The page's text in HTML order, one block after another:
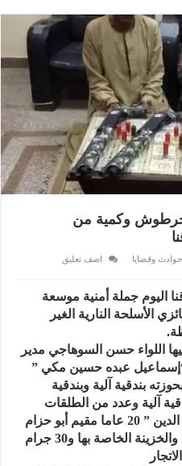
و5 بنادق خرطوش وكمية من
حوادث وقضايا
اضف تعليق
اليوم جملة أمنية موسعة
الأسلحة النارية الغير
اللواء حسن السوهاجي مدير
عبده حسين مكي ”
بندقية آلية وبندقية
لبندقية آلية وعدد من الطلقات
وعاطل يدعي ” زاهي ربيع سعد الدين ” 20 عاما مقيم أبو حزام
بنجع حمادي وبحوزته بندقية آلية والخزينة الخاصة بها و30 جرام